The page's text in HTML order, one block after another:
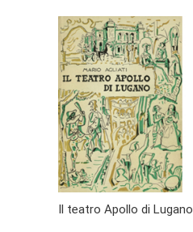
Il teatro Apollo di Lugano